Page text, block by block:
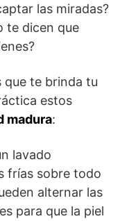
las miradas?
te dicen que
que te brinda tu
estos
madura:
lavado
frías sobre todo
alternar las
para que la piel